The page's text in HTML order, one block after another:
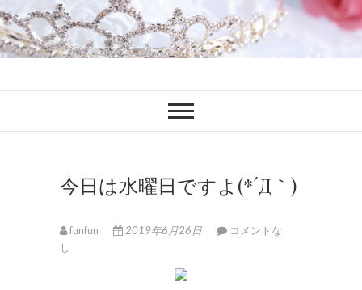
ファンブロ
今日は水曜日ですよ(*´Д｀)
funfun 2019年6月26日
コメントな
し